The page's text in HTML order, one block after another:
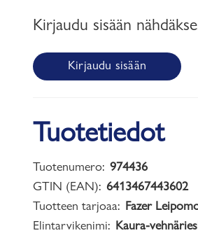
Kirjaudu sisään
Kirjaudu sisään
Tuotetiedot
Tuotenumero: 974436
GTIN (EAN): 6413467443602
Tuotteen tarjoaa: Fazer
Elintarvikenimi: Kaura-